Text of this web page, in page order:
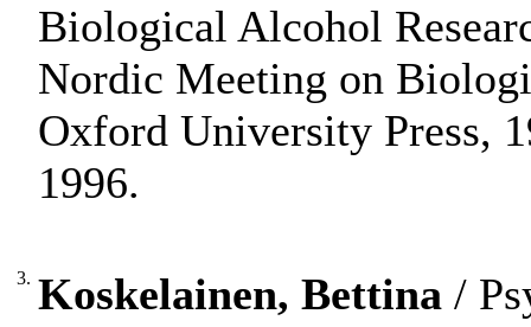
Biological Alcohol
Nordic Meeting on
Oxford University Press,
1996.
3. Koskelainen, Bettina /